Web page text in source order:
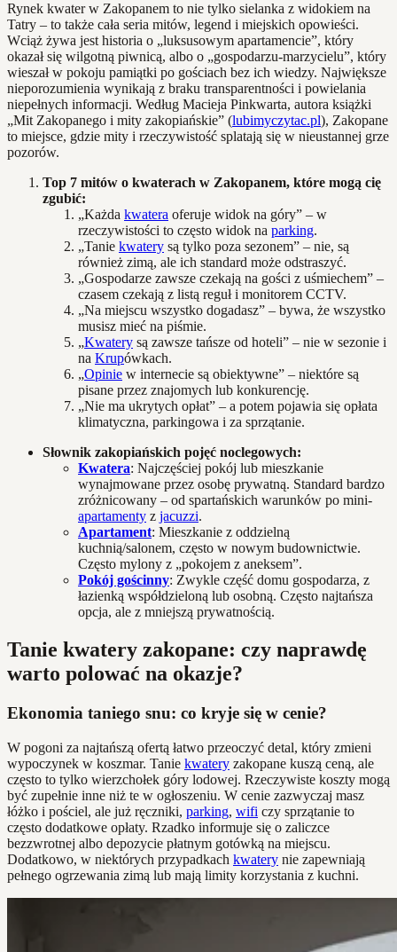
Rynek kwater w Zakopanem to nie tylko sielanka z widokiem na
Tatry – to także cała seria mitów, legend i miejskich opowieści.
Wciąż żywa jest historia o „luksusowym apartamencie”, który
okazał się wilgotną piwnicą, albo o „gospodarzu-marzycielu”, który
wieszał w pokoju pamiątki po gościach bez ich wiedzy. Największe
nieporozumienia wynikają z braku transparentności i powielania
niepełnych informacji. Według Macieja Pinkwarta, autora książki
„Mit Zakopanego i mity zakopiańskie” (lubimyczytac.pl), Zakopane
to miejsce, gdzie mity i rzeczywistość splatają się w nieustannej grze
pozorów.
Top 7 mitów o kwaterach w Zakopanem, które mogą cię
zgubić:
„Każda kwatera oferuje widok na góry” – w
rzeczywistości to często widok na parking.
„Tanie kwatery są tylko poza sezonem” – nie, są
również zimą, ale ich standard może odstraszyć.
„Gospodarze zawsze czekają na gości z uśmiechem” –
czasem czekają z listą reguł i monitorem CCTV.
„Na miejscu wszystko dogadasz” – bywa, że wszystko
musisz mieć na piśmie.
„Kwatery są zawsze tańsze od hoteli” – nie w sezonie i
na Krupówkach.
„Opinie w internecie są obiektywne” – niektóre są
pisane przez znajomych lub konkurencję.
„Nie ma ukrytych opłat” – a potem pojawia się opłata
klimatyczna, parkingowa i za sprzątanie.
Słownik zakopiańskich pojęć noclegowych:
Kwatera: Najczęściej pokój lub mieszkanie
wynajmowane przez osobę prywatną. Standard bardzo
zróżnicowany – od spartańskich warunków po mini-
apartamenty z jacuzzi.
Apartament: Mieszkanie z oddzielną
kuchnią/salonem, często w nowym budownictwie.
Często mylony z „pokojem z aneksem”.
Pokój gościnny: Zwykle część domu gospodarza, z
łazienką współdzieloną lub osobną. Często najtańsza
opcja, ale z mniejszą prywatnością.
Tanie kwatery zakopane: czy naprawdę
warto polować na okazje?
Ekonomia taniego snu: co kryje się w cenie?
W pogoni za najtańszą ofertą łatwo przeoczyć detal, który zmieni
wypoczynek w koszmar. Tanie kwatery zakopane kuszą ceną, ale
często to tylko wierzchołek góry lodowej. Rzeczywiste koszty mogą
być zupełnie inne niż te w ogłoszeniu. W cenie zazwyczaj masz
łóżko i pościel, ale już ręczniki, parking, wifi czy sprzątanie to
często dodatkowe opłaty. Rzadko informuje się o zaliczce
bezzwrotnej albo depozycie płatnym gotówką na miejscu.
Dodatkowo, w niektórych przypadkach kwatery nie zapewniają
pełnego ogrzewania zimą lub mają limity korzystania z kuchni.